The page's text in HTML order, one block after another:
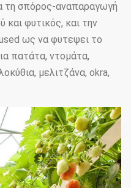
τη σπόρος-αναπαραγωγή
και φυτικός, και την
ως να φυτεψει το
πατάτα, ντομάτα,
μελιτζάνα, okra,